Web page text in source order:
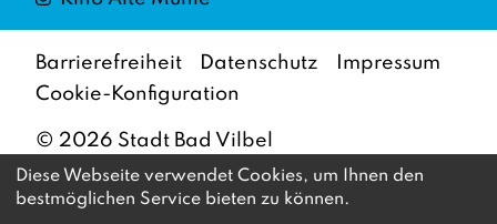
© 2026 Stadt Bad Vilbel
Barrierefreiheit Datenschutz
Impressum
Cookie-Konfiguration
Diese Webseite verwendet Cookies, um Ihnen den
bestmöglichen Service bieten zu können.